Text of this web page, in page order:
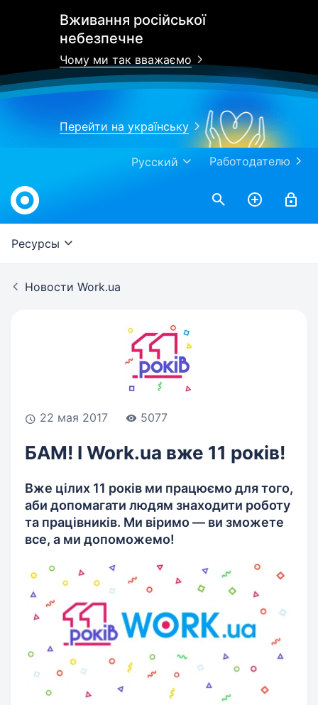
Вживання російської
небезпечне
Чому ми так вважаємо
Перейти на українську
Работодателю
Русский
Work.ua
Ресурсы
Новости Work.ua
22 мая 2017 5077
БАМ! І Work.ua вже 11 років!
Вже цілих 11 років ми працюємо для того,
аби допомагати людям знаходити роботу
та працівників. Ми віримо — ви зможете
все, а ми допоможемо!